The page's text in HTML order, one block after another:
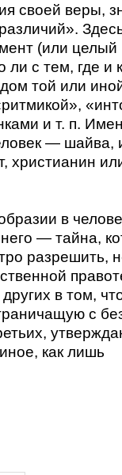
своей веры,
(или целый
с тем, где и
той или
и т. п.
—
христианин
в
— тайна,
разрешить,
в том,
с
как лишь